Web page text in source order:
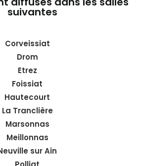
suivantes
Corveissiat
Drom
Etrez
Foissiat
Hautecourt
La Tranclière
Marsonnas
Meillonnas
sur Ain